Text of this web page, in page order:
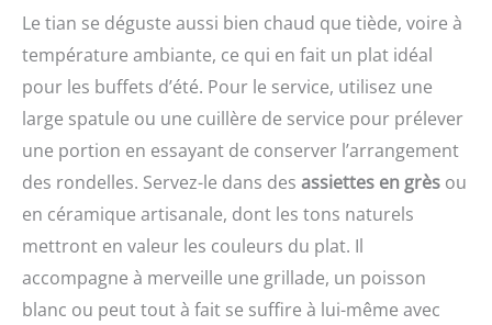
bien plus encore.
Réduisez le temps de
préparation et facilitez la
cuisine au quotidien
Utilisation sûre et
nettoyage facile – Son
design ergonomique
offre une prise en main
utilisation simple, tout en
facilitant le nettoyage et
l’entretien au quotidien.
Après utilisation, il suffit
de placer le bouton sur la
alimentaire et 420J2, sans
BPA, ce qui permet de
conserver des
ingrédients sains,
coupe-légumes à
mandoline, vous pouvez
être sûr de préparer des
dîners sains, délicieux et
créatifs pour votre
famille. Utilisation
Multifonctionnelle - Le
coupe légumes peut
trancher, découper,
Le tian se déguste aussi bien chaud que tiède, voire à
température ambiante, ce qui en fait un plat idéal
pour les buffets d’été. Pour le service, utilisez une
large spatule ou une cuillère de service pour prélever
une portion en essayant de conserver l’arrangement
des rondelles. Servez-le dans des assiettes en grès ou
en céramique artisanale, dont les tons naturels
mettront en valeur les couleurs du plat. Il
accompagne à merveille une grillade, un poisson
blanc ou peut tout à fait se suffire à lui-même avec